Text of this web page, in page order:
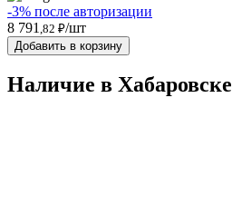
-3% после авторизации
8 791 ,82 ₽/шт
Добавить в корзину
Наличие в Хабаровскe